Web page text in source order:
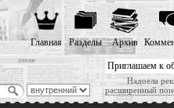
Приглашаем к
Надоела
расширенный
Главная Разделы Архив